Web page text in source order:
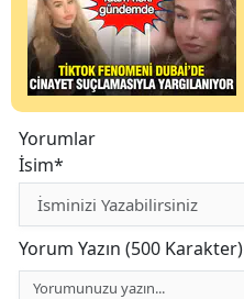
Yorumlar
İsim*
Yorum Yazın (500 Karakter)